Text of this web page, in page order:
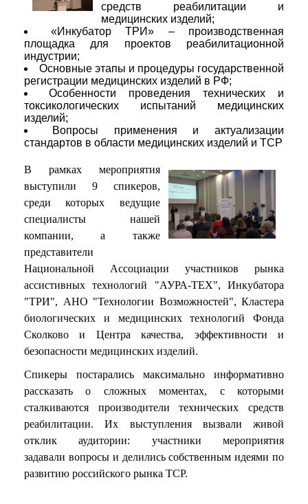
средств реабилитации и
медицинских изделий;
«Инкубатор ТРИ» – производственная
площадка для проектов реабилитационной
индустрии;
Основные этапы и процедуры государственной
регистрации медицинских изделий в РФ;
Особенности проведения технических и
токсикологических испытаний медицинских
изделий;
Вопросы применения и актуализации
стандартов в области медицинских изделий и ТСР
В рамках мероприятия
выступили 9 спикеров,
среди которых ведущие
специалисты нашей
компании, а также
представители
Национальной Ассоциации участников рынка
ассистивных технологий "АУРА-ТЕХ", Инкубатора
"ТРИ", АНО "Технологии Возможностей", Кластера
биологических и медицинских технологий Фонда
Сколково и Центра качества, эффективности и
безопасности медицинских изделий.
Спикеры постарались максимально информативно
рассказать о сложных моментах, с которыми
сталкиваются производители технических средств
реабилитации. Их выступления вызвали живой
отклик аудитории: участники мероприятия
задавали вопросы и делились собственным идеями по
развитию российского рынка ТСР.